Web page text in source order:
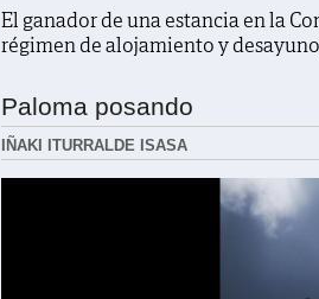
El ganador de una estancia en la
régimen de alojamiento y
Paloma posando
IÑAKI ITURRALDE ISASA